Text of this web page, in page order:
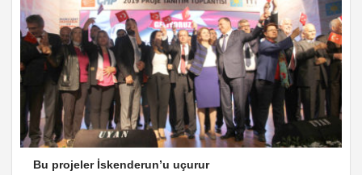
Bu projeler İskenderun’u uçurur